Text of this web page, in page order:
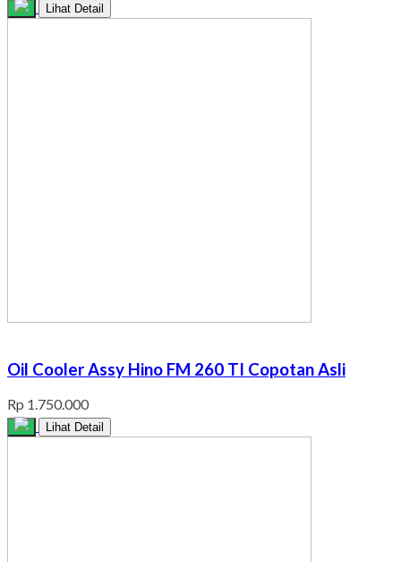
Lihat Detail
Oil Cooler Assy Hino FM 260 TI Copotan Asli
Rp 1.750.000
Lihat Detail